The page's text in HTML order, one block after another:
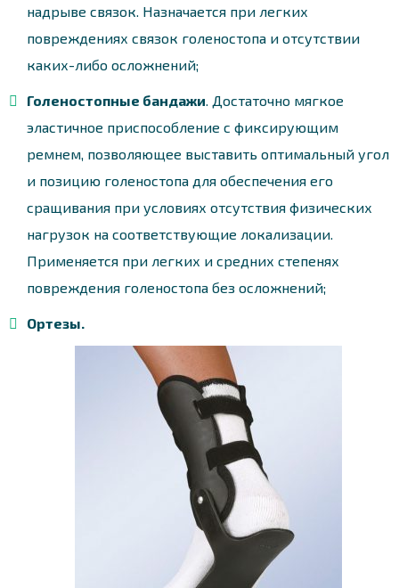
надрыве связок. Назначается при легких
повреждениях связок голеностопа и отсутствии
каких-либо осложнений;
Голеностопные бандажи . Достаточно мягкое
эластичное приспособление с фиксирующим
ремнем, позволяющее выставить оптимальный угол
и позицию голеностопа для обеспечения его
сращивания при условиях отсутствия физических
нагрузок на соответствующие локализации.
Применяется при легких и средних степенях
повреждения голеностопа без осложнений;
Ортезы.